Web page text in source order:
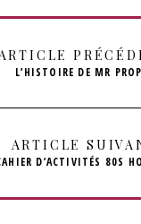
L’HISTOIRE DE MR
ARTICLE
D’ACTIVITÉS 80S